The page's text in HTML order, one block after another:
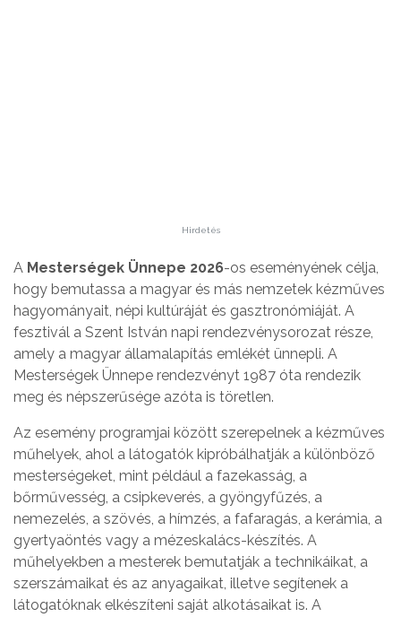
Hirdetés
A Mesterségek Ünnepe 2026-os eseményének célja,
hogy bemutassa a magyar és más nemzetek kézműves
hagyományait, népi kultúráját és gasztronómiáját. A
fesztivál a Szent István napi rendezvénysorozat része,
amely a magyar államalapítás emlékét ünnepli. A
Mesterségek Ünnepe rendezvényt 1987 óta rendezik
meg és népszerűsége azóta is töretlen.
Az esemény programjai között szerepelnek a kézműves
műhelyek, ahol a látogatók kipróbálhatják a különböző
mesterségeket, mint például a fazekasság, a
bőrművesség, a csipkeverés, a gyöngyfűzés, a
nemezelés, a szövés, a hímzés, a fafaragás, a kerámia, a
gyertyaöntés vagy a mézeskalács-készítés. A
műhelyekben a mesterek bemutatják a technikáikat, a
szerszámaikat és az anyagaikat, illetve segítenek a
látogatóknak elkészíteni saját alkotásaikat is. A